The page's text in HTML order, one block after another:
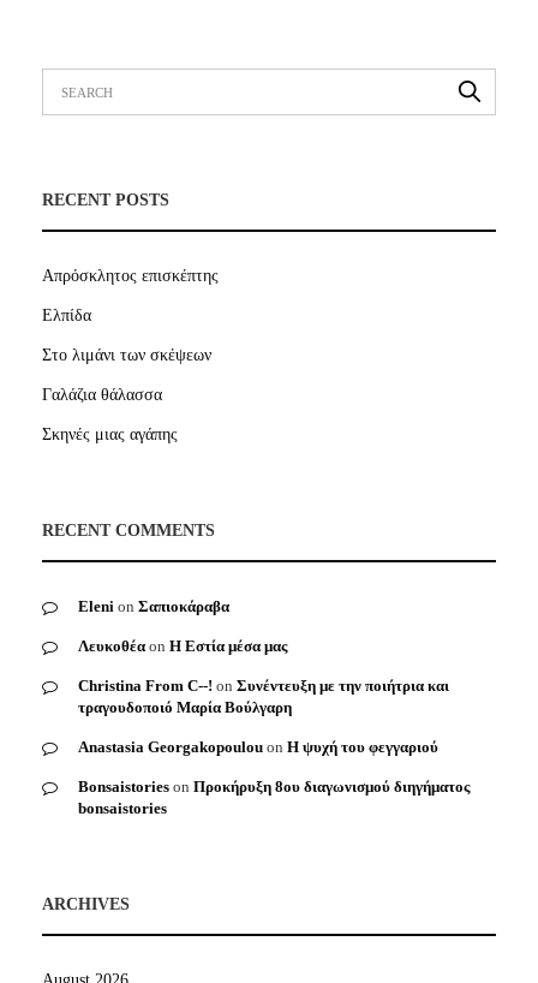
RECENT POSTS
Απρόσκλητος επισκέπτης
Ελπίδα
Στο λιμάνι των σκέψεων
Γαλάζια θάλασσα
Σκηνές μιας αγάπης
RECENT COMMENTS
Eleni on Σαπιοκάραβα
Λευκοθέα on Η Εστία μέσα μας
Christina From C--! on Συνέντευξη με την ποιήτρια και
τραγουδοποιό Μαρία Βούλγαρη
Anastasia Georgakopoulou on Η ψυχή του φεγγαριού
Bonsaistories on Προκήρυξη 8ου διαγωνισμού διηγήματος
bonsaistories
ARCHIVES